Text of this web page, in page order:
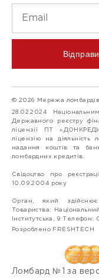
© 2026 Мережа
28.02.2024
Державного реєстру
ліцензії ПТ
ліцензію на
надання коштів та
ломбардних кредитів.
Свідоцтво про
10.09.2004 року
Орган, який здійснює
Товариства:
Інститутська, 9
Розроблено FRESHTECH
Ломбард №1 за